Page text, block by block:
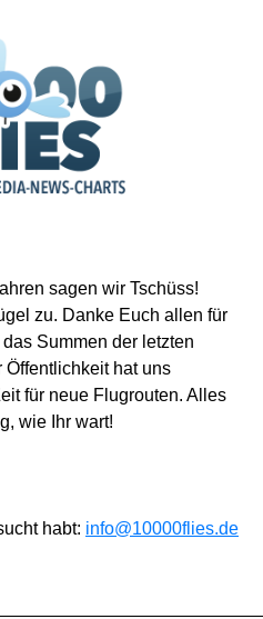
sagen wir Tschüss!
zu. Danke Euch allen für
Summen der letzten
hat uns
für neue Flugrouten. Alles
wie Ihr wart!
habt: info@10000flies.de